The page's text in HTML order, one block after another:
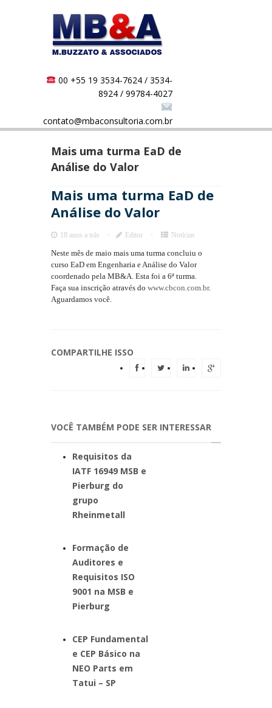
00 +55 19 3534-7624 / 3534-
8924 / 99784-4027
contato@mbaconsultoria.com.br
Mais uma turma EaD de
Análise do Valor
Mais uma turma EaD de
Análise do Valor
18 anos a trás Editor Notícias
Neste mês de maio mais uma turma concluiu o
curso EaD em Engenharia e Análise do Valor
coordenado pela MB&A. Esta foi a 6ª turma.
Faça sua inscrição através do www.cbcon.com.br.
Aguardamos você.
COMPARTILHE ISSO
VOCÊ TAMBÉM PODE SER INTERESSAR
Requisitos da
IATF 16949 MSB e
Pierburg do
grupo
Rheinmetall
Formação de
Auditores e
Requisitos ISO
9001 na MSB e
Pierburg
CEP Fundamental
e CEP Básico na
NEO Parts em
Tatui – SP